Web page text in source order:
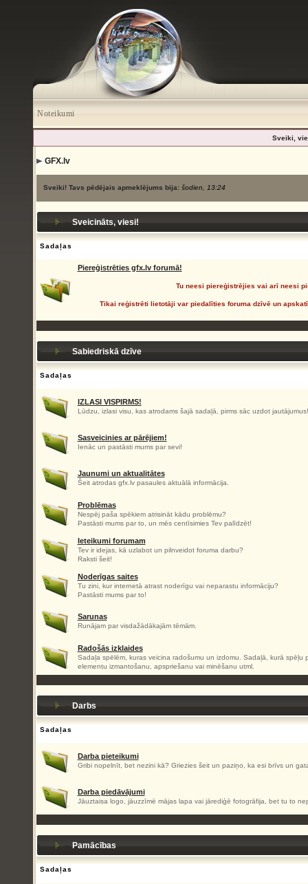
Noteikumi
Sveiki,
GFX.lv
Sveiki! Tavs pēdējais apmeklējums bija: šodien, 13:24
Sveicināts, viesi!
Sadaļas
Piereģistrēties gfx.lv forumā!
Tu neesi piereģistrējies vai arī neesi
Tikai reģistrēti lietotāji var piedalīties foruma dzīvē un
Sabiedriskā dzīve
Sadaļas
IZLASI VISPIRMS!
Lūdzu, izlasi visu, kas atrodams šajā sadaļā, pirms sāc uzdot jautājumus!
Sasveicinies ar pārējiem!
Ienāc un pastāsti mums par sevi!
Jaunumi un aktualitātes
Šeit atrodas gfx.lv pasaules aktuālā informācija.
Problēmas
Nespēj paša spēkiem atrisināt kādu problēmu?
Pastāsti mums par to, un mēs centīsimies Tev palīdzēt!
Ieteikumi forumam
Tev ir idejas, kā uzlabot un pilnveidot foruma darbu?
Raksti šeit!
Noderīgas saites
Tu zini, kur internetā atrast noderīgu vai neparastu informāciju?
Pastāsti mums par to!
Sarunas
Runājam par visdažādākajām tēmām.
Radošās izklaides
Sadaļa spēlēm, kuras veicina radošumu un izdomu. Sadaļā, kurā spēļu
elementu izmantošanu, apspriešanu vai minēšanu utml.
Darbs
Sadaļas
Darba pieteikumi
Gribi nopelnīt, bet nezini kā? Griezies šeit un paziņo, ka esi brīvs un
Darba piedāvājumi
Jāuztaisa logo, jāuzzīmē mājas lapa vai jārediģē fotogrāfija, bet tu to
Pamācības
Sadaļas